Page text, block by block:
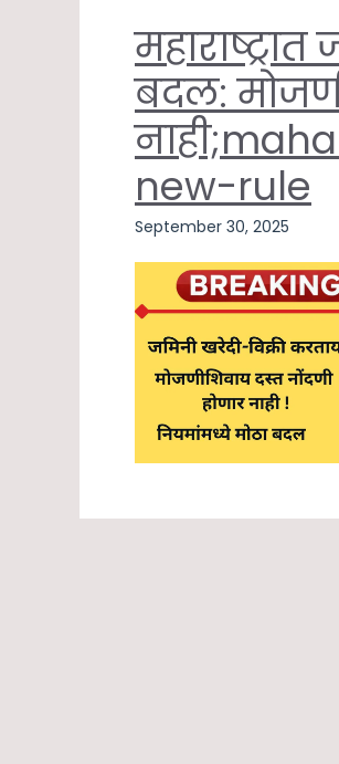
बदल:
new-rule
September 30, 2025